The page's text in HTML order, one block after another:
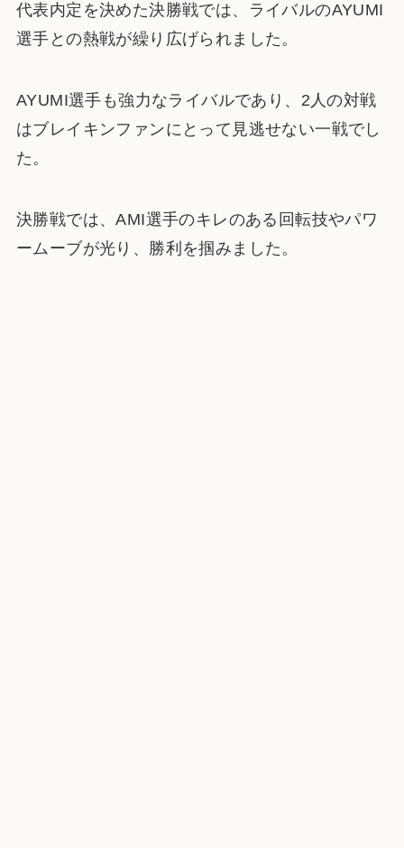
代表内定を決めた決勝戦では、ライバルのAYUMI
選手との熱戦が繰り広げられました。
AYUMI選手も強力なライバルであり、2人の対戦
はブレイキンファンにとって見逃せない一戦でし
た。
決勝戦では、AMI選手のキレのある回転技やパワ
ームーブが光り、勝利を掴みました。